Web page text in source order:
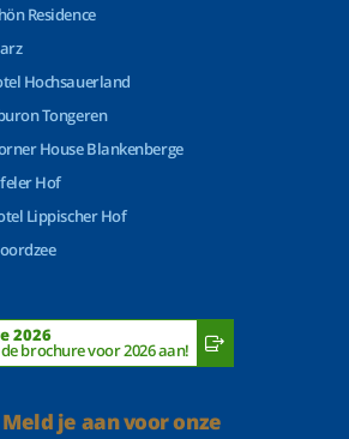
Residence
Hochsauerland
Tongeren
House Blankenberge
Hof
Lippischer Hof
2026
brochure voor 2026 aan!
Meld je aan voor onze